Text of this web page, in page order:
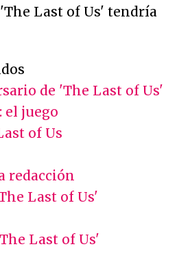
Last of Us' tendría
de 'The Last of Us'
el juego
of Us
redacción
Last of Us'
Last of Us'